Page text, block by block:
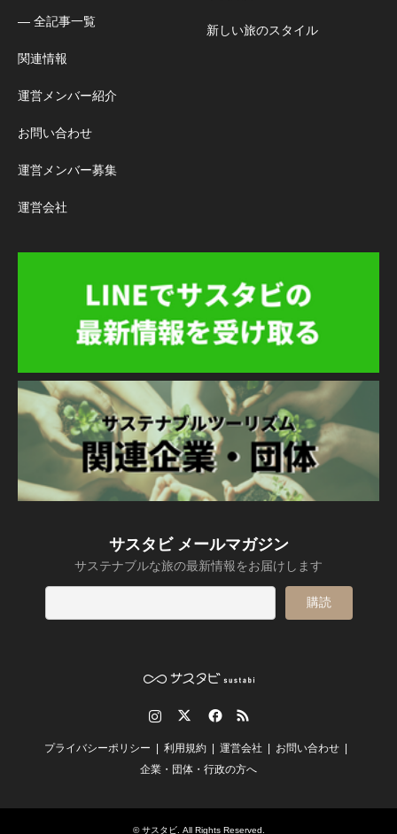
― 全記事一覧
関連情報
運営メンバー紹介
お問い合わせ
運営メンバー募集
運営会社
新しい旅のスタイル
サスタビ メールマガジン
サステナブルな旅の最新情報をお届けします
RSS
プライバシーポリシー 利用規約 運営会社
お問い合わせ
企業・団体・行政の方へ
©サスタビ. All Rights Reserved.